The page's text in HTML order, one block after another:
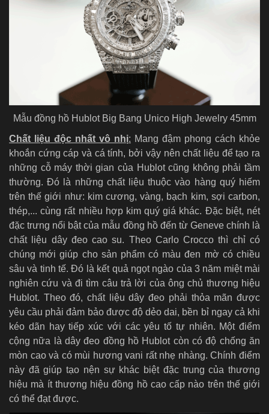
Mẫu đồng hồ Hublot Big Bang Unico High Jewelry 45mm
Chất liệu độc nhất vô nhị: Mang đậm phong cách khỏe
khoắn cứng cáp và cá tính, bởi vậy nên chất liệu để tạo ra
những cỗ máy thời gian của Hublot cũng không phải tầm
thường. Đó là những chất liệu thuộc vào hàng quý hiếm
trên thế giới như: kim cương, vàng, bạch kim, sợi carbon,
thép,... cùng rất nhiều hợp kim quý giá khác. Đặc biệt, nét
đặc trưng nổi bật của mẫu đồng hồ đến từ Geneve chính là
chất liệu dây đeo cao su. Theo Carlo Crocco thì chỉ có
chúng mới giúp cho sản phẩm có màu đen mờ có chiều
sâu và tinh tế. Đó là kết quả ngọt ngào của 3 năm miệt mài
nghiên cứu và đi tìm câu trả lời của ông chủ thương hiệu
Hublot. Theo đó, chất liệu dây đeo phải thỏa mãn được
yêu cầu phải đảm bảo được độ dẻo dai, bền bỉ ngay cả khi
kéo dãn hay tiếp xúc với các yêu tố tự nhiên. Một điểm
cộng nữa là dây đeo đồng hồ Hublot còn có độ chống ăn
mòn cao và có mùi hương vani rất nhẹ nhàng. Chính điểm
này đã giúp tạo nện sự khác biệt đặc trung của thương
hiệu mà ít thương hiệu đồng hồ cao cấp nào trên thế giới
có thể đạt được.